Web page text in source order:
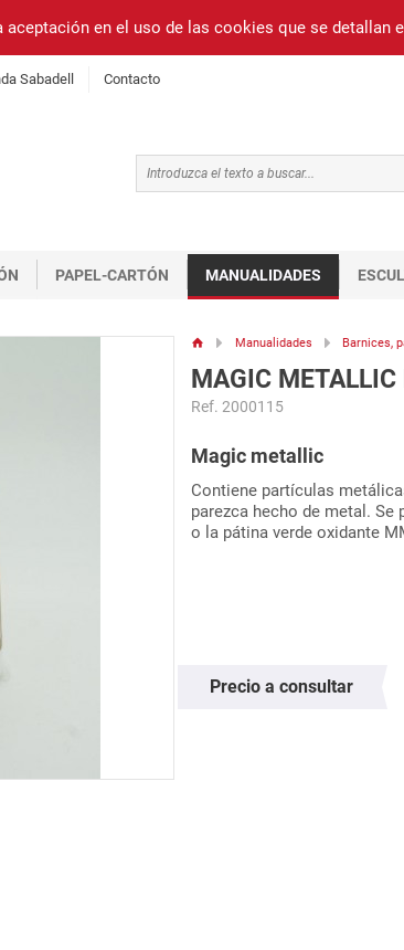
en el uso de las cookies que se detallan
Sabadell Contacto
PAPEL-CARTÓN MANUALIDADES
Manualidades Barnices,
MAGIC
Ref. 2000115
Magic metallic
Contiene partículas
parezca hecho de metal.
o la pátina verde oxidante
Precio a consultar